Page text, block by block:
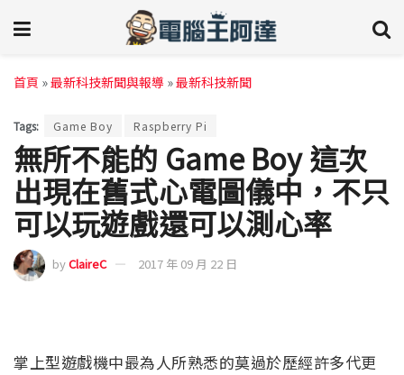
首頁 »最新科技新聞與報導 »最新科技新聞
Tags: Game Boy Raspberry Pi
無所不能的 Game Boy 這次
出現在舊式心電圖儀中，不只
可以玩遊戲還可以測心率
byClaireC 2017 年 09 月 22 日
掌上型遊戲機中最為人所熟悉的莫過於歷經許多代更